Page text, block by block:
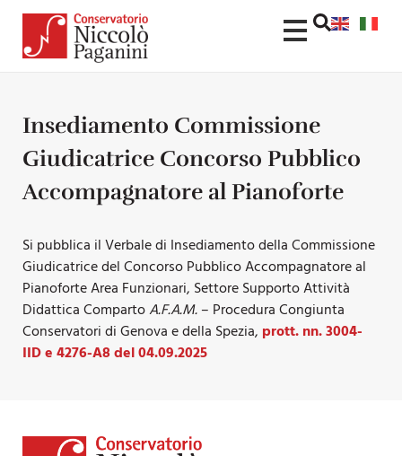
Insediamento Commissione
Giudicatrice Concorso Pubblico
Accompagnatore al Pianoforte
Si pubblica il Verbale di Insediamento della Commissione
Giudicatrice del Concorso Pubblico Accompagnatore al
Pianoforte Area Funzionari, Settore Supporto Attività
Didattica CompartoA.F.A.M.– Procedura Congiunta
Conservatori di Genova e della Spezia, prott. nn. 3004-
IID e 4276-A8 del 04.09.2025